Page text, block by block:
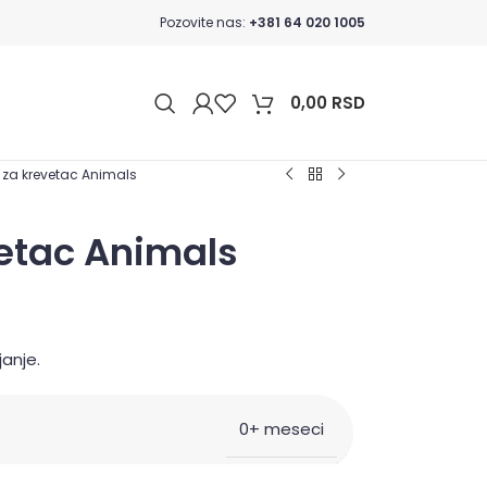
Pozovite nas: +381 64 020 1005
0,00 RSD
za krevetac Animals
Animals
0+ meseci